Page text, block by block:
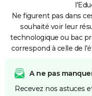
Ne figurent pas dans
souhaité voir leur
technologique ou bac
correspond à celle de
A ne pas
Recevez nos astuces